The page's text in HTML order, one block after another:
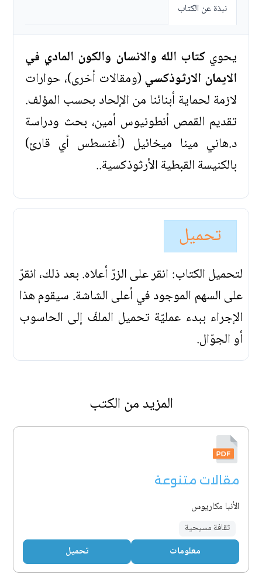
نبذة عن الكتاب
يحوي كتاب الله والانسان والكون المادي في
الايمان الارثوذكسي(ومقالات أخرى)، حوارات
لازمة لحماية أبنائنا من الإلحاد بحسب المؤلف.
تقديم القمص أنطونيوس أمين، بحث ودراسة
د.هاني مينا ميخائيل (أغنسطس أي قارئ)
بالكنيسة القبطية الأرثوذكسية..
تحميل
لتحميل الكتاب: انقر على الزرّ أعلاه. بعد ذلك، انقرّ
على السهم الموجود في أعلى الشاشة. سيقوم هذا
الإجراء ببدء عمليّة تحميل الملفّ إلى الحاسوب
أو الجوّال.
المزيد من الكتب
مقالات متنوعة
الأنبا مكاريوس
ثقافة مسيحية
معلومات تحميل